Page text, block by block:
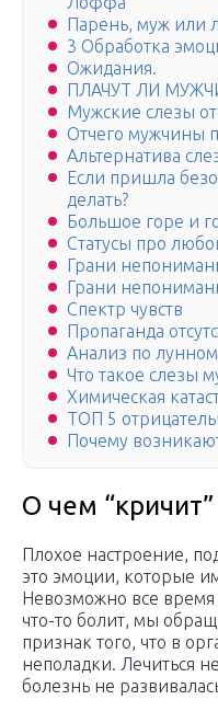
Парень, муж или
3 Обработка
Ожидания.
ПЛАЧУТ ЛИ
Мужские слезы
Отчего мужчины
Альтернатива
Если пришла
делать?
Большое горе и
Статусы про
Грани
Грани
Спектр чувств
Пропаганда
Анализ по
Что такое слезы
Химическая
ТОП 5
Почему
О чем
Плохое настроение,
это эмоции, которые
Невозможно все время
что-то болит, мы
признак того, что в
неполадки. Лечиться
болезнь не